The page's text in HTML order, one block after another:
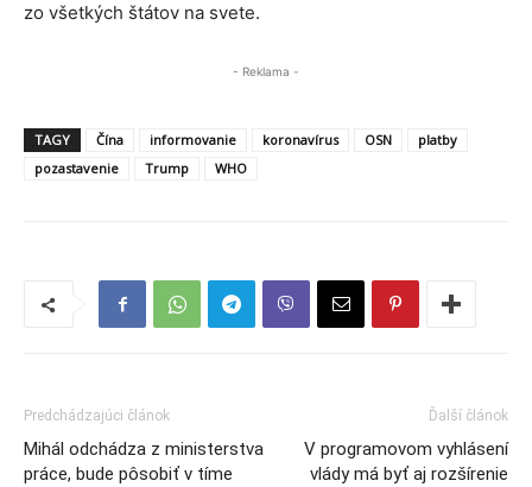
zo všetkých štátov na svete.
- Reklama -
TAGY Čína informovanie koronavírus OSN
platby
pozastavenie
Trump WHO
Predchádzajúci článok
Mihál odchádza z ministerstva
práce, bude pôsobiť v tíme
Ďalší článok
V programovom vyhlásení
vlády má byť aj rozšírenie